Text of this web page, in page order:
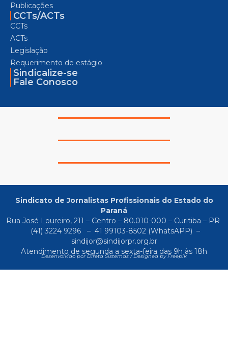
Publicações
CCTs/ACTs
CCTs
ACTs
Legislação
Requerimento de estágio
Sindicalize-se
Fale Conosco
Sindicato de Jornalistas Profissionais do Estado do
Paraná
Rua José Loureiro, 211 – Centro – 80.010-000 – Curitiba – PR
(41) 3224 9296
– 41 99103-8502(WhatsAPP) –
sindijor@sindijorpr.org.br
Atendimento de segunda a sexta-feira das 9h às 18h
Desenvolvido por Direta Sistemas /Designed by Freepik